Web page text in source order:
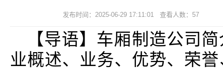
发布时间：2025-06-29 17:11:01 查看人数： 57
【导语】车厢制造公司
业概述、业务、优势、荣